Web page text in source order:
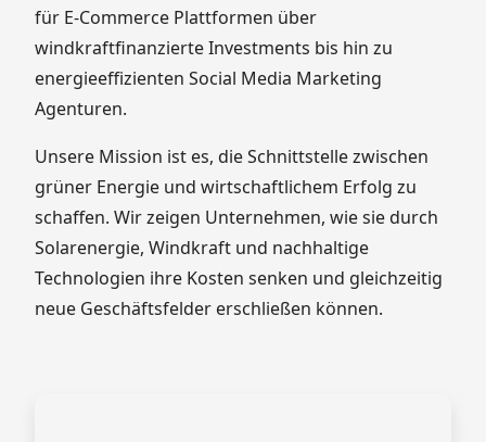
für E-Commerce Plattformen über
windkraftfinanzierte Investments bis hin zu
energieeffizienten Social Media Marketing
Agenturen.
Unsere Mission ist es, die Schnittstelle zwischen
grüner Energie und wirtschaftlichem Erfolg zu
schaffen. Wir zeigen Unternehmen, wie sie durch
Solarenergie, Windkraft und nachhaltige
Technologien ihre Kosten senken und gleichzeitig
neue Geschäftsfelder erschließen können.